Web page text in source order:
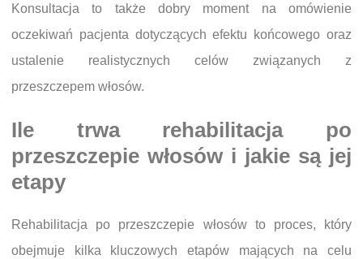
Konsultacja to także dobry moment na omówienie
oczekiwań pacjenta dotyczących efektu końcowego oraz
ustalenie realistycznych celów związanych z
przeszczepem włosów.
Ile trwa rehabilitacja po
przeszczepie włosów i jakie są jej
etapy
Rehabilitacja po przeszczepie włosów to proces, który
obejmuje kilka kluczowych etapów mających na celu